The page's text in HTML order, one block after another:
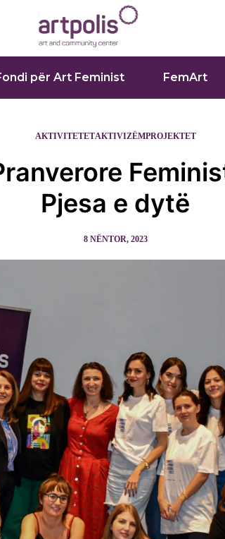
për Art Feminist FemArt
AKTIVITETETAKTIVIZËMPROJEKTET
Pjesa e dytë
8 NËNTOR, 2023